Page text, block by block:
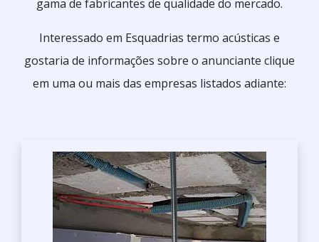
gama de fabricantes de qualidade do mercado.
Interessado em Esquadrias termo acústicas e
gostaria de informações sobre o anunciante clique
em uma ou mais das empresas listados adiante: